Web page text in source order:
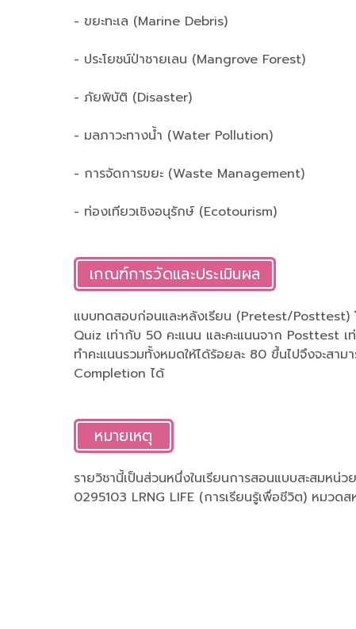
- ขยะทะเล (Marine Debris)
- ประโยชน์ป่าชายเลน (Mangrove Forest)
- ภัยพิบัติ (Disaster)
- มลภาวะทางน้ำ (Water Pollution)
- การจัดการขยะ (Waste Management)
- ท่องเทียวเชิงอนุรักษ์ (Ecotourism)
เกณฑ์การวัดและประเมินผล
แบบทดสอบก่อนและหลังเรียน (Pretest/Posttest)
Quiz เท่ากับ 50 คะแนน และคะแนนจาก Posttest
ทำคะแนนรวมทั้งหมดให้ได้ร้อยละ 80 ขึ้นไปจึงจะส
Completion ได้
หมายเหตุ
รายวิชานี้เป็นส่วนหนึ่งในเรียนการสอนแบบสะสมหน่
0295103 LRNG LIFE (การเรียนรู้เพื่อชีวิต) หมวด